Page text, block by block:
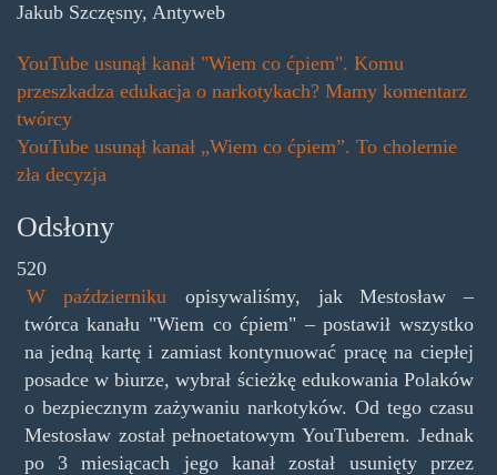
Jakub Szczęsny, Antyweb
YouTube usunął kanał "Wiem co ćpiem". Komu
przeszkadza edukacja o narkotykach? Mamy komentarz
twórcy
YouTube usunął kanał „Wiem co ćpiem”. To cholernie
zła decyzja
Odsłony
520
W październiku
opisywaliśmy, jak Mestosław –
twórca kanału "Wiem co ćpiem" – postawił wszystko
na jedną kartę i zamiast kontynuować pracę na ciepłej
posadce w biurze, wybrał ścieżkę edukowania Polaków
o bezpiecznym zażywaniu narkotyków. Od tego czasu
Mestosław został pełnoetatowym YouTuberem. Jednak
po 3 miesiącach jego kanał został usunięty przez